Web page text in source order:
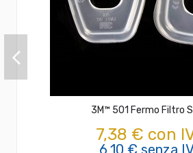
3M™ 501 Fermo Filtro
7,38 € con
6,10 € senza